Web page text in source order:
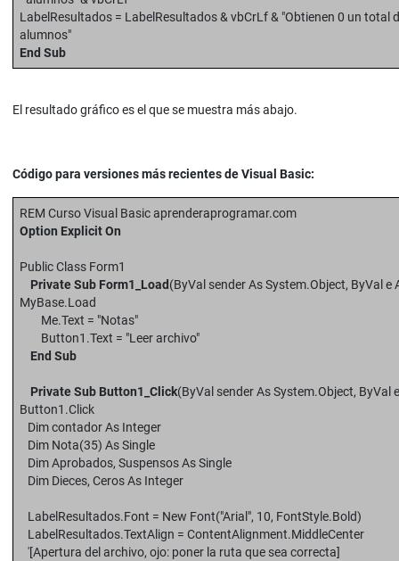
LabelResultados = LabelResultados & vbCrLf & "Obtienen 0 un total
alumnos"
End Sub
El resultado gráfico es el que se muestra más abajo.
Código para versiones más recientes de Visual Basic:
REM Curso Visual Basic aprenderaprogramar.com
Option Explicit On
Public Class Form1
Private Sub Form1_Load (ByVal sender As System.Object, ByVal
MyBase.Load
Me.Text = "Notas"
Button1.Text = "Leer archivo"
End Sub
Private Sub Button1_Click(ByVal sender As System.Object, ByVal
Button1.Click
Dim contador As Integer
Dim Nota(35) As Single
Dim Aprobados, Suspensos As Single
Dim Dieces, Ceros As Integer
LabelResultados.Font = New Font("Arial", 10, FontStyle.Bold)
LabelResultados.TextAlign = ContentAlignment.MiddleCenter
'[Apertura del archivo, ojo: poner la ruta que sea correcta]